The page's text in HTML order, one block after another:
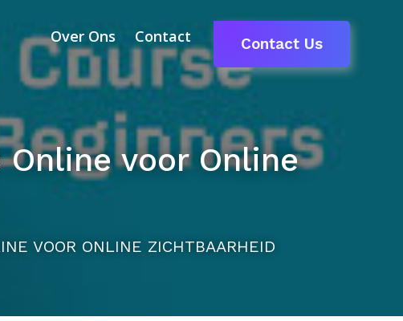
Over Ons Contact Contact Us
Online voor Online
VOOR ONLINE ZICHTBAARHEID